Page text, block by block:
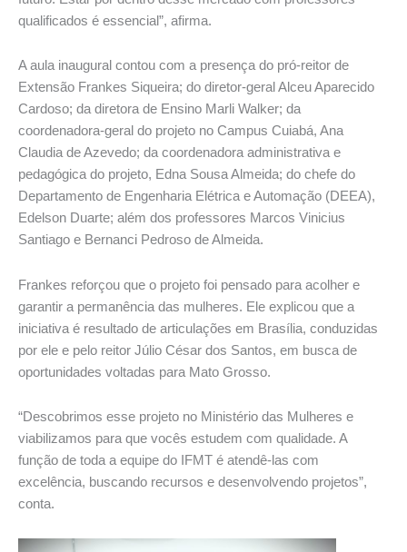
qualificados é essencial”, afirma.
A aula inaugural contou com a presença do pró-reitor de
Extensão Frankes Siqueira; do diretor-geral Alceu Aparecido
Cardoso; da diretora de Ensino Marli Walker; da
coordenadora-geral do projeto no Campus Cuiabá, Ana
Claudia de Azevedo; da coordenadora administrativa e
pedagógica do projeto, Edna Sousa Almeida; do chefe do
Departamento de Engenharia Elétrica e Automação (DEEA),
Edelson Duarte; além dos professores Marcos Vinicius
Santiago e Bernanci Pedroso de Almeida.
Frankes reforçou que o projeto foi pensado para acolher e
garantir a permanência das mulheres. Ele explicou que a
iniciativa é resultado de articulações em Brasília, conduzidas
por ele e pelo reitor Júlio César dos Santos, em busca de
oportunidades voltadas para Mato Grosso.
“Descobrimos esse projeto no Ministério das Mulheres e
viabilizamos para que vocês estudem com qualidade. A
função de toda a equipe do IFMT é atendê-las com
excelência, buscando recursos e desenvolvendo projetos”,
conta.